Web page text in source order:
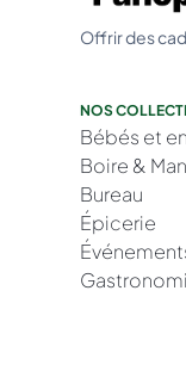
Offrir des
NOS
Bébés et
Boire &
Bureau
Épicerie